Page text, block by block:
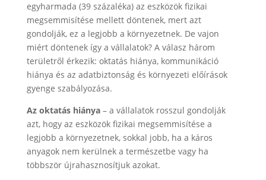
egyharmada (39 százaléka) az eszközök fizikai
megsemmisítése mellett döntenek, mert azt
gondolják, ez a legjobb a környezetnek. De vajon
miért döntenek így a vállalatok? A válasz három
területről érkezik: oktatás hiánya, kommunikáció
hiánya és az adatbiztonság és környezeti előírások
gyenge szabályozása.
Az oktatás hiánya– a vállalatok rosszul gondolják
azt, hogy az eszközök fizikai megsemmisítése a
legjobb a környezetnek, sokkal jobb, ha a káros
anyagok nem kerülnek a természetbe vagy ha
többször újrahasznosítjuk azokat.